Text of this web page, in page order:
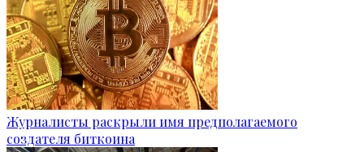
Журналисты раскрыли имя предполагаемого
создателя биткоина